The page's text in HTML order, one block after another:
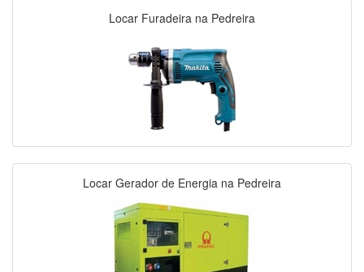
Locar Furadeira na Pedreira
Locar Gerador de Energia na Pedreira